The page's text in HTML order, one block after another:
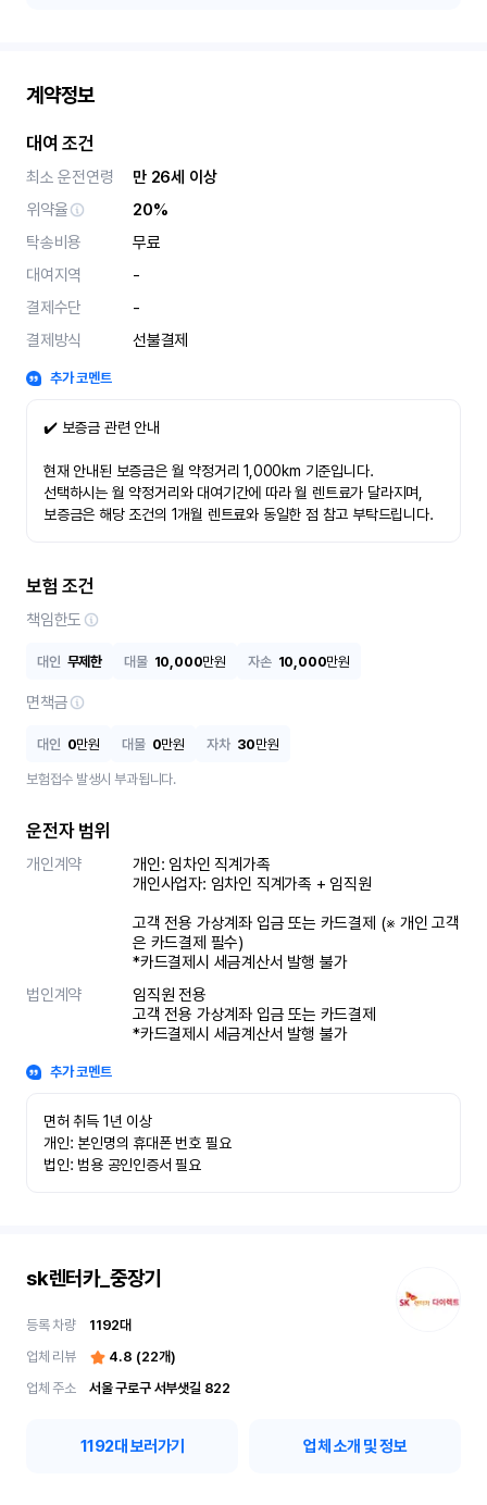
계약정보
대여 조건
최소 운전연령
만 26세 이상
위약율
20%
탁송비용
무료
대여지역
-
결제수단
-
결제방식
선불결제
추가 코멘트
✔️ 보증금 관련 안내
현재 안내된 보증금은 월 약정거리 1,000km 기준입니다.
선택하시는 월 약정거리와 대여기간에 따라 월 렌트료가 달라지며,
보증금은 해당 조건의 1개월 렌트료와 동일한 점 참고 부탁드립니다.
보험 조건
책임한도
대인 무제한 대물 10,000만원 자손 10,000만원
면책금
대인 0만원 대물 0만원 자차 30만원
보험접수 발생시 부과됩니다.
운전자 범위
개인계약
개인: 임차인 직계가족
개인사업자: 임차인 직계가족 + 임직원
고객 전용 가상계좌 입금 또는 카드결제 (※ 개인 고객
은 카드결제 필수)
*카드결제시 세금계산서 발행 불가
법인계약
임직원 전용
고객 전용 가상계좌 입금 또는 카드결제
*카드결제시 세금계산서 발행 불가
추가 코멘트
면허 취득 1년 이상
개인: 본인명의 휴대폰 번호 필요
법인: 범용 공인인증서 필요
sk렌터카_중장기
등록 차량 1192대
업체 리뷰
4.8 (22개)
업체 주소
서울 구로구 서부샛길 822
1192대 보러가기 업체 소개 및 정보